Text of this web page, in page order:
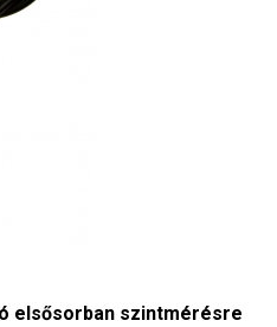
elsősorban szintmérésre